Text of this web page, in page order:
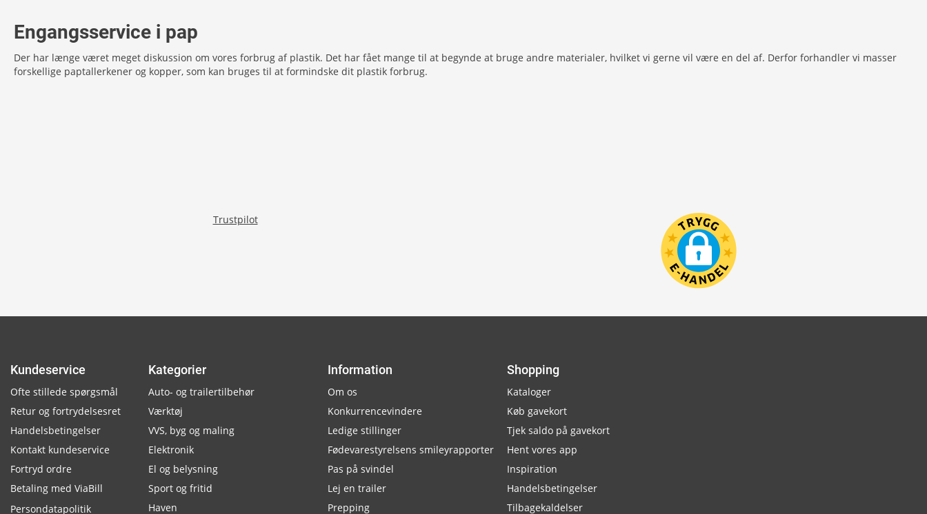
Engangsservice i pap
Der har længe været meget diskussion om vores forbrug af plastik. Det har fået mange til at begynde at bruge andre materialer, hvilket vi gerne vil være en del af. Derfor forhandler vi masser
forskellige paptallerkener og kopper, som kan bruges til at formindske dit plastik forbrug.
Trustpilot
Kundeservice
Ofte stillede spørgsmål
Retur og fortrydelsesret
Handelsbetingelser
Kontakt kundeservice
Fortryd ordre
Betaling med ViaBill
Persondatapolitik
Kategorier
Auto- og trailertilbehør
Værktøj
VVS, byg og maling
Elektronik
El og belysning
Sport og fritid
Haven
Information
Om os
Konkurrencevindere
Ledige stillinger
Fødevarestyrelsens smileyrapporter
Pas på svindel
Lej en trailer
Prepping
Shopping
Kataloger
Køb gavekort
Tjek saldo på gavekort
Hent vores app
Inspiration
Handelsbetingelser
Tilbagekaldelser